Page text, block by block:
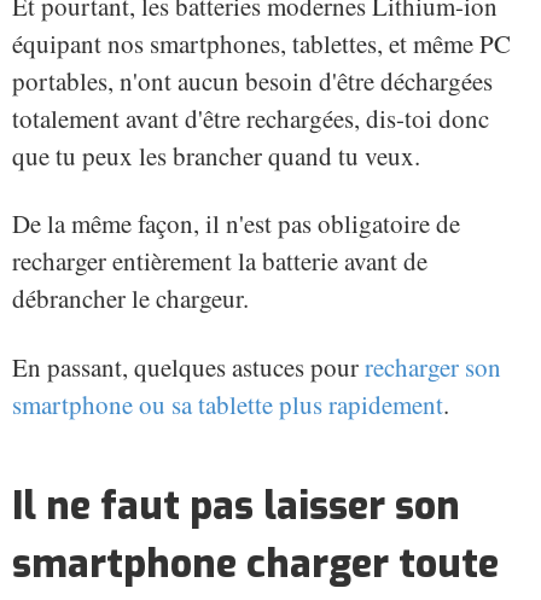
équipant nos smartphones, tablettes, et même PC
portables, n'ont aucun besoin d'être déchargées
totalement avant d'être rechargées, dis-toi donc
que tu peux les brancher quand tu veux.
De la même façon, il n'est pas obligatoire de
recharger entièrement la batterie avant de
débrancher le chargeur.
En passant, quelques astuces pourrecharger son
smartphone ou sa tablette plus rapidement.
Il ne faut pas laisser son
smartphone charger toute